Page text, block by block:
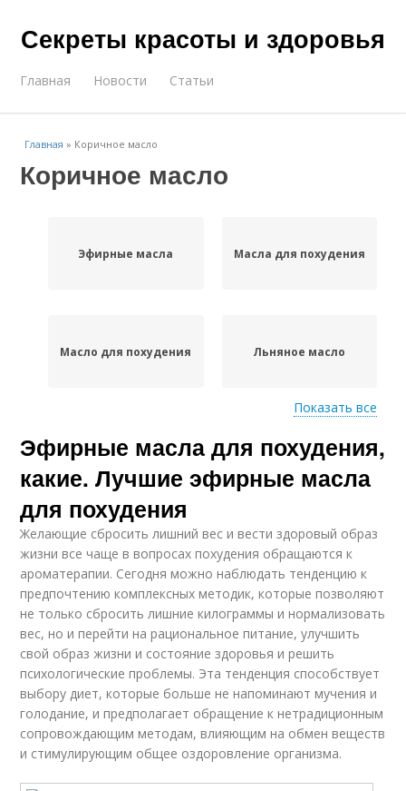
Секреты красоты и здоровья
Главная Новости Статьи
Главная » Коричное масло
Коричное масло
Эфирные масла Масла для похудения
Масло для похудения Льняное масло
Масло в похудении
Масла для
расщепления
Апельсиновое масло Грейпфрутовое масло
Розмариновое масло Лимонное масло
Показать все
Эфирные масла для похудения,
какие. Лучшие эфирные масла
для похудения
Желающие сбросить лишний вес и вести здоровый образ
жизни все чаще в вопросах похудения обращаются к
ароматерапии. Сегодня можно наблюдать тенденцию к
предпочтению комплексных методик, которые позволяют
не только сбросить лишние килограммы и нормализовать
вес, но и перейти на рациональное питание, улучшить
свой образ жизни и состояние здоровья и решить
психологические проблемы. Эта тенденция способствует
выбору диет, которые больше не напоминают мучения и
голодание, и предполагает обращение к нетрадиционным
сопровождающим методам, влияющим на обмен веществ
и стимулирующим общее оздоровление организма.